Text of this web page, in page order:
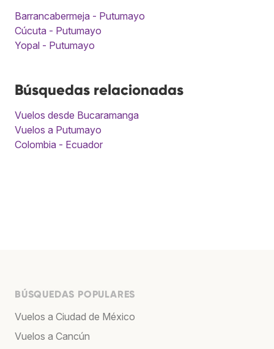
Barrancabermeja - Putumayo
Cúcuta - Putumayo
Yopal - Putumayo
Búsquedas relacionadas
Vuelos desde Bucaramanga
Vuelos a Putumayo
Colombia - Ecuador
BÚSQUEDAS POPULARES
Vuelos a Ciudad de México
Vuelos a Cancún